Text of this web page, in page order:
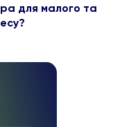
для малого та